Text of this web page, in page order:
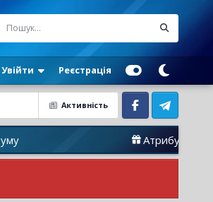
Увійти Реєстрація
Активність
Facebook Telegram
Атрибутика